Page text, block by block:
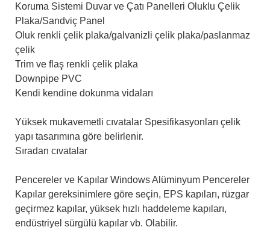
Koruma Sistemi Duvar ve Çatı Panelleri Oluklu Çelik
Plaka/Sandviç Panel
Oluk renkli çelik plaka/galvanizli çelik plaka/paslanmaz
çelik
Trim ve flaş renkli çelik plaka
Downpipe PVC
Kendi kendine dokunma vidaları
Yüksek mukavemetli cıvatalar Spesifikasyonları çelik
yapı tasarımına göre belirlenir.
Sıradan cıvatalar
Pencereler ve Kapılar Windows Alüminyum Pencereler
Kapılar gereksinimlere göre seçin, EPS kapıları, rüzgar
geçirmez kapılar, yüksek hızlı haddeleme kapıları,
endüstriyel sürgülü kapılar vb. Olabilir.